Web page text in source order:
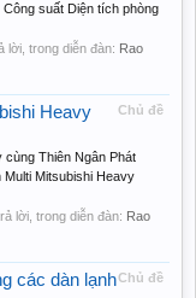
suất Diện tích phòng
lời, trong diễn đàn: Rao
Chủ đề
Heavy
cùng Thiên Ngân Phát
Mitsubishi Heavy
lời, trong diễn đàn: Rao
Chủ đề
các dàn lạnh